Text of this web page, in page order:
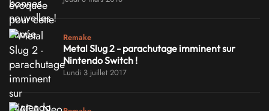
Remake
Metal Slug 2 - parachutage imminent sur
Nintendo Switch !
Lundi 3 juillet 2017